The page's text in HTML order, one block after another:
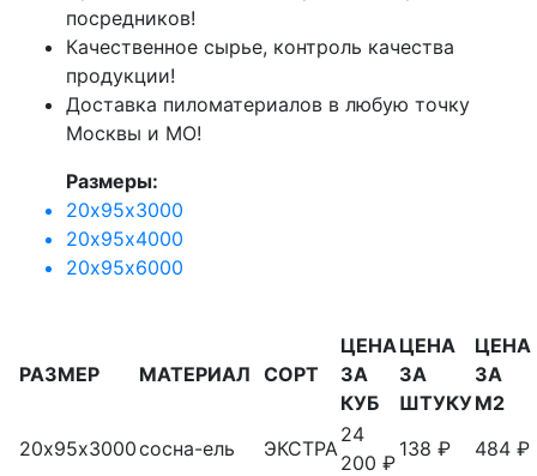
посредников!
Качественное сырье, контроль качества
продукции!
Доставка пиломатериалов в любую точку
Москвы и МО!
Размеры:
20х95х3000
20х95х4000
20х95х6000
РАЗМЕР МАТЕРИАЛ СОРТ
ЦЕНА
ЗА
КУБ
ЦЕНА
ЗА
ШТУКУ
ЦЕНА
ЗА
М2
20х95х3000сосна-ель ЭКСТРА
24
200 ₽
138 ₽ 484 ₽